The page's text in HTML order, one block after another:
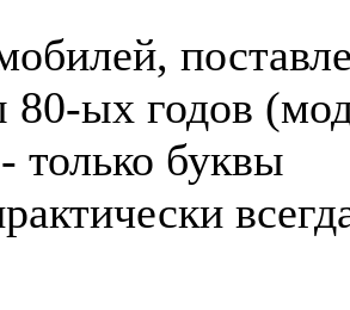
80-ых годов
только буквы